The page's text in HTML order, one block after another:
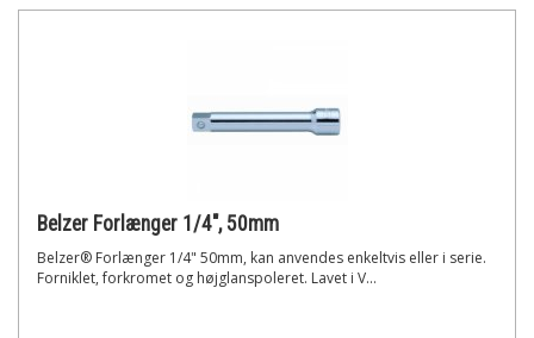
Belzer Forlænger 1/4", 50mm
Belzer® Forlænger 1/4" 50mm, kan anvendes enkeltvis eller i serie.
Forniklet, forkromet og højglanspoleret. Lavet i V...